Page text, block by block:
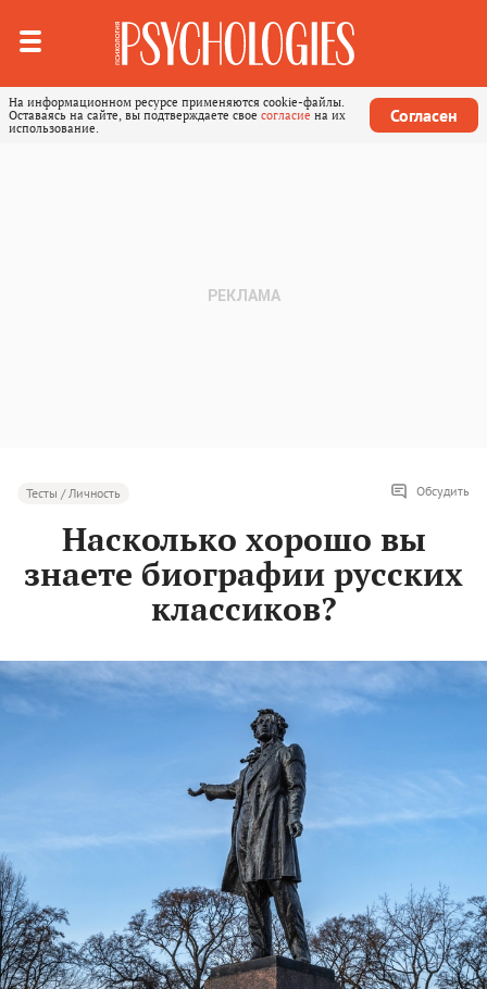
На информационном ресурсе применяются cookie-файлы.
Оставаясь на сайте, вы подтверждаете свое согласие на их
использование.
Согласен
Тесты / Личность Обсудить
Насколько хорошо вы
знаете биографии русских
классиков?